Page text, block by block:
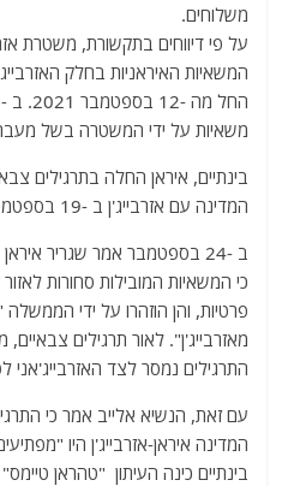
משלוחים.
על פי דיווחים בתקשורת, משטרת
המשאיות האיראניות בחלק
משאיות על ידי המשטרה בשל מעבר
בינתיים, איראן החלה בתרגילים
המדינה עם אזרבייג'ן ב -19 בספטמבר.
ב -24 בספטמבר אמר שגריר
כי המשאיות המובילות סחורות
פרטיות, והן הוזהרו על ידי
מאזרבייג'ן". לאור תרגילים צבאיים,
התרגילים נמסר לצד האזרבייג'אני
עם זאת, הנשיא אלייב אמר כי
המדינה איראן-אזרבייג'ן היו
בינתיים כינה העיתון "טהראן